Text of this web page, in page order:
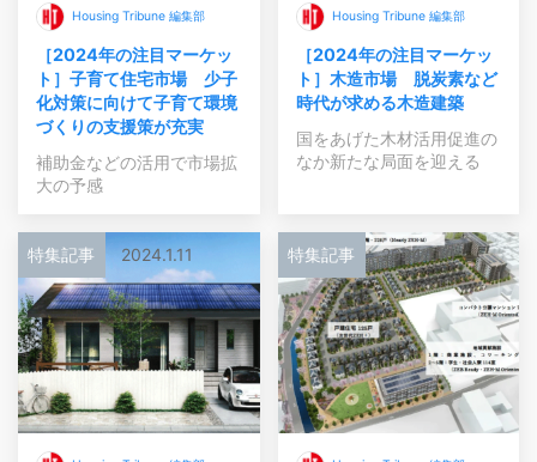
Housing Tribune 編集部
［2024年の注目マーケッ
ト］子育て住宅市場 少子
化対策に向けて子育て環境
づくりの支援策が充実
補助金などの活用で市場拡
大の予感
Housing Tribune 編集部
［2024年の注目マーケッ
ト］木造市場 脱炭素など
時代が求める木造建築
国をあげた木材活用促進の
なか新たな局面を迎える
特集記事 2024.1.11 特集記事 2024.1.10